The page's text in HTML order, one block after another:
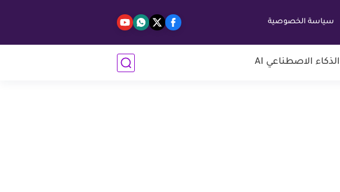
سياسة الخصوصية
الذكاء الاصطناعي AI